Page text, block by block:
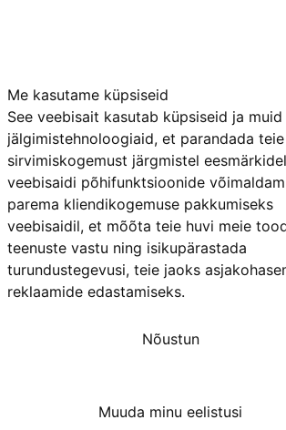
Me kasutame küpsiseid
See veebisait kasutab küpsiseid ja muid
jälgimistehnoloogiaid, et parandada teie
sirvimiskogemust järgmistel
veebisaidi põhifunktsioonide
parema kliendikogemuse pakkumiseks
veebisaidil, et mõõta teie huvi meie
teenuste vastu ning isikupärastada
turundustegevusi, teie jaoks
reklaamide edastamiseks.
Nõustun
Muuda minu eelistusi